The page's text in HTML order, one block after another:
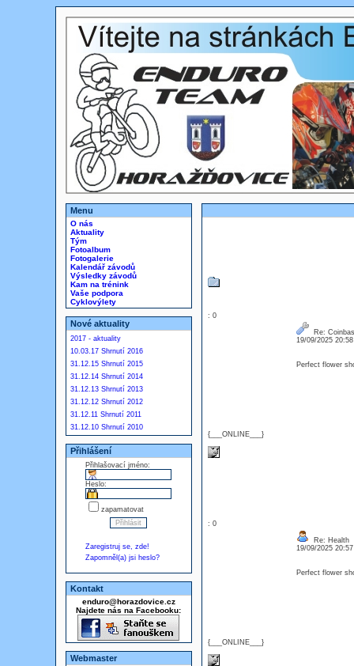
Menu
O nás
Aktuality
Tým
Fotoalbum
Fotogalerie
Kalendář závodů
Výsledky závodů
Kam na trénink
Vaše podpora
Cyklovýlety
Nové aktuality
2017 - aktuality
10.03.17 Shrnutí 2016
31.12.15 Shrnutí 2015
31.12.14 Shrnutí 2014
31.12.13 Shrnutí 2013
31.12.12 Shrnutí 2012
31.12.11 Shrnutí 2011
31.12.10 Shrnutí 2010
Přihlášení
Přihlašovací jméno:
Heslo:
zapamatovat
Zaregistruj se, zde!
Zapomněl(a) jsi heslo?
Kontakt
enduro@horazdovice.cz
Najdete nás na Facebooku:
Webmaster
: 0
{___ONLINE___}
Re:
19/09/2025
Perfect flower
: 0
{___ONLINE___}
Re: Health
19/09/2025
Perfect flower